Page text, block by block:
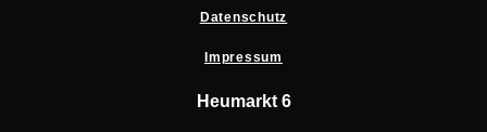
Datenschutz
Impressum
Heumarkt 6